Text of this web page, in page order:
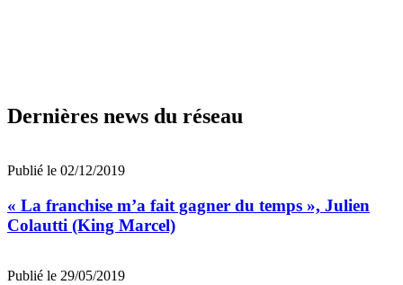
Dernières news du réseau
Publié le 02/12/2019
« La franchise m’a fait gagner du temps », Julien
Colautti (King Marcel)
Publié le 29/05/2019